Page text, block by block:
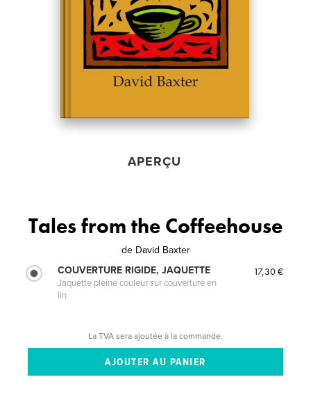
APERÇU
Tales from the Coffeehouse
de David Baxter
COUVERTURE RIGIDE, JAQUETTE
Jaquette pleine couleur sur couverture en
lin
17,30 €
La TVA sera ajoutée à la commande.